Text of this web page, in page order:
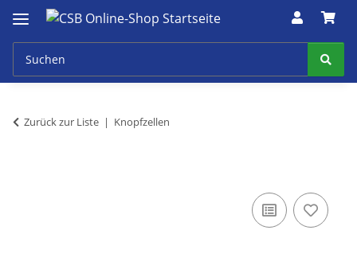
Zurück zur Liste Knopfzellen